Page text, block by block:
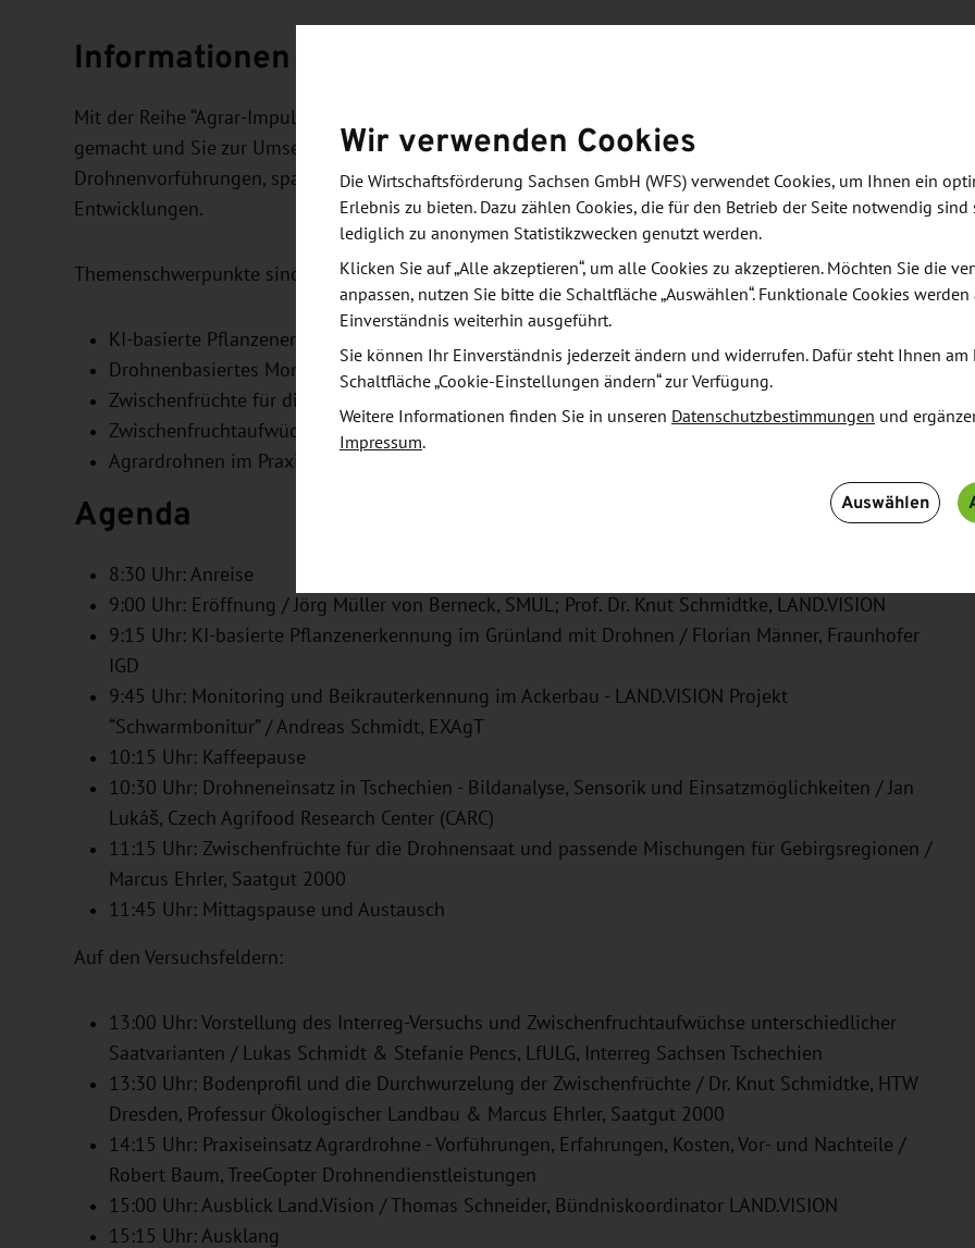
Informationen und Zielsetzung
Mit der Reihe “Agrar-Impulse” sollen Neuheiten aus Forschung und Praxis vorgestellt werden, erlebbar
gemacht und Sie zur Umsetzung in die Praxis angeregt werden. Freuen Sie sich auf
Drohnenvorführungen, spannende Vorträge, Einblicke in die Praxis und Austausch zu aktuellen
Entwicklungen.
Themenschwerpunkte sind:
KI-basierte Pflanzenerkennung im Grünland
Drohnenbasiertes Monitoring und Beikrauterkennung im Ackerbau
Zwischenfrüchte für die Drohnensaat
Zwischenfruchtaufwüchse unterschiedlicher Saatvarianten
Agrardrohnen im Praxiseinsatz
Agenda
8:30 Uhr: Anreise
9:00 Uhr: Eröffnung / Jörg Müller von Berneck, SMUL; Prof. Dr. Knut Schmidtke, LAND.VISION
9:15 Uhr: KI-basierte Pflanzenerkennung im Grünland mit Drohnen / Florian Männer, Fraunhofer
IGD
9:45 Uhr: Monitoring und Beikrauterkennung im Ackerbau - LAND.VISION Projekt
“Schwarmbonitur” / Andreas Schmidt, EXAgT
10:15 Uhr: Kaffeepause
10:30 Uhr: Drohneneinsatz in Tschechien - Bildanalyse, Sensorik und Einsatzmöglichkeiten / Jan
Lukáš, Czech Agrifood Research Center (CARC)
11:15 Uhr: Zwischenfrüchte für die Drohnensaat und passende Mischungen für Gebirgsregionen /
Marcus Ehrler, Saatgut 2000
11:45 Uhr: Mittagspause und Austausch
Auf den Versuchsfeldern:
13:00 Uhr: Vorstellung des Interreg-Versuchs und Zwischenfruchtaufwüchse unterschiedlicher
Saatvarianten / Lukas Schmidt & Stefanie Pencs, LfULG, Interreg Sachsen Tschechien
13:30 Uhr: Bodenprofil und die Durchwurzelung der Zwischenfrüchte / Dr. Knut Schmidtke, HTW
Dresden, Professur Ökologischer Landbau & Marcus Ehrler, Saatgut 2000
14:15 Uhr: Praxiseinsatz Agrardrohne - Vorführungen, Erfahrungen, Kosten, Vor- und Nachteile /
Robert Baum, TreeCopter Drohnendienstleistungen
15:00 Uhr: Ausblick Land.Vision / Thomas Schneider, Bündniskoordinator LAND.VISION
15:15 Uhr: Ausklang
Wir verwenden Cookies
Die Wirtschaftsförderung Sachsen GmbH (WFS) verwendet Cookies, um Ihnen ein
Erlebnis zu bieten. Dazu zählen Cookies, die für den Betrieb der Seite notwendig
lediglich zu anonymen Statistikzwecken genutzt werden.
Klicken Sie auf „Alle akzeptieren“, um alle Cookies zu akzeptieren. Möchten Sie die
anpassen, nutzen Sie bitte die Schaltfläche „Auswählen“. Funktionale Cookies
Einverständnis weiterhin ausgeführt.
Sie können Ihr Einverständnis jederzeit ändern und widerrufen. Dafür steht Ihnen am
Schaltfläche „Cookie-Einstellungen ändern“ zur Verfügung.
Weitere Informationen finden Sie in unseren Datenschutzbestimmungen und
Impressum.
Auswählen